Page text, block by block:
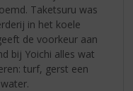
Taketsuru was
in het koele
de voorkeur aan
bij Yoichi alles wat
turf, gerst een